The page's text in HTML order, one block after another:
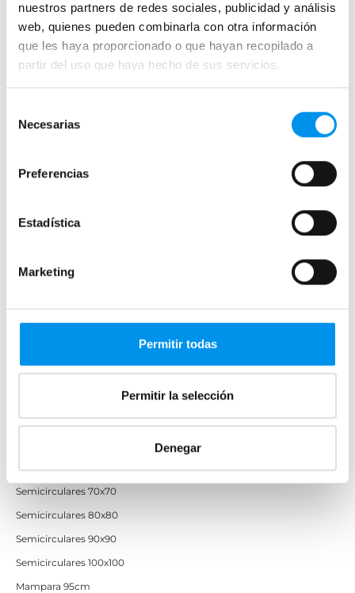
nuestros partners de redes sociales, publicidad y análisis
web, quienes pueden combinarla con otra información
que les haya proporcionado o que hayan recopilado a
partir del uso que haya hecho de sus servicios.
Necesarias
Preferencias
Estadística
Marketing
Permitir todas
Permitir la selección
Denegar
Mamparas de colores
Mamparas de perfilería aluminio plata brillo
Mamparas de ducha perfilería negra
Mamparas de bañera perfilería negra
Mamparas de perfilería oro rosa
Mamparas de colores
Mamparas 60x60
Mamparas 70x90
Mamparas 100x80
Mamparas 120x70
Mamparas 80x80
Semicirculares 70x70
Semicirculares 80x80
Semicirculares 90x90
Semicirculares 100x100
Mampara 95cm